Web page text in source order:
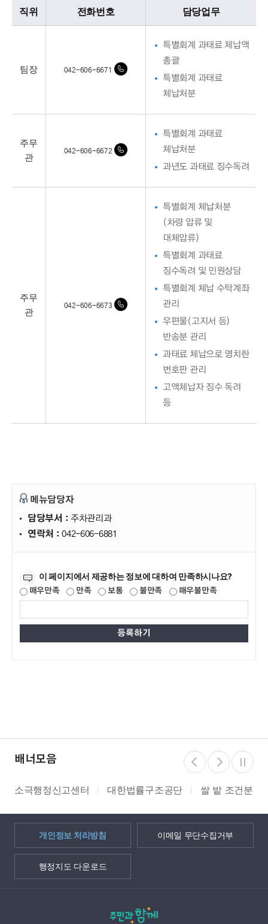
직위 전화번호 담당업무
팀장 042-606-6671
특별회계 과태료 체납액
총괄
특별회계 과태료
체납처분
주무
관
042-606-6672
특별회계 과태료
체납처분
과년도 과태료 징수독려
주무
관
042-606-6673
특별회계 체납처분
(차량 압류 및
대체압류)
특별회계 과태료
징수독려 및 민원상담
특별회계 체납 수탁계좌
관리
우편물(고지서 등)
반송분 관리
과태료 체납으로 영치한
번호판 관리
고액체납자 징수 독려
등
메뉴담당자
담당부서 : 주차관리과
연락처 :042-606-6881
이 페이지에서 제공하는 정보에 대하여 만족하시나요?
매우만족 만족 보통 불만족 매우불만족
배너모음
소극행정신고센터 대한법률구조공단 쌀 밭 조건분리
개인정보 처리방침 이메일 무단수집거부
행정지도 다운로드